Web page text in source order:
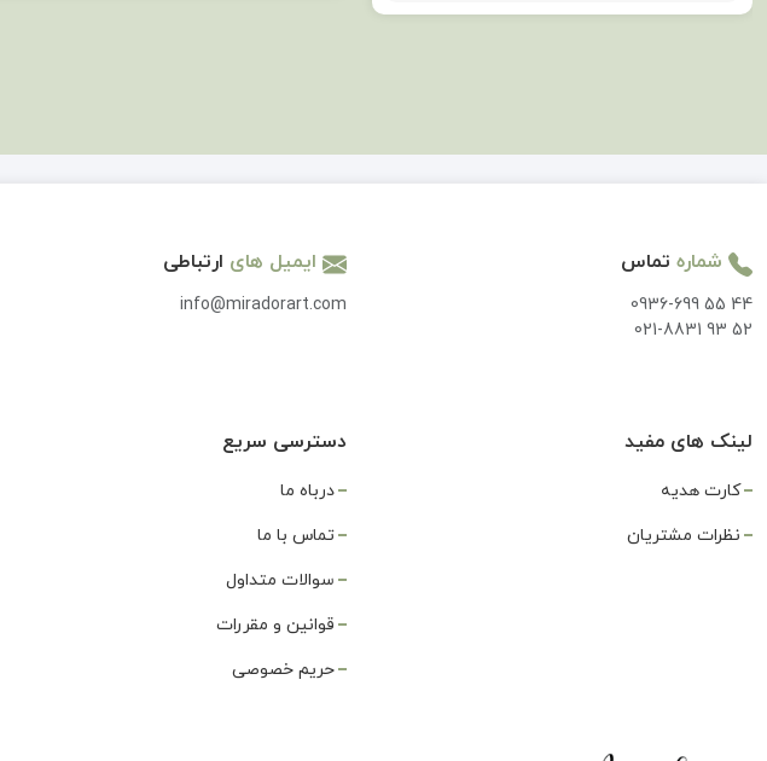
شماره تماس
0936-699 55 44
021-8831 93 52
ایمیل های ارتباطی
info@miradorart.com
لینک های مفید
کارت هدیه
نظرات مشتریان
دسترسی سریع
درباه ما
تماس با ما
سوالات متداول
قوانین و مقررات
حریم خصوصی